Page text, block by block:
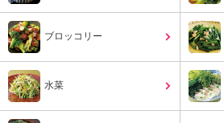
う
理
ブロッコリー
水菜